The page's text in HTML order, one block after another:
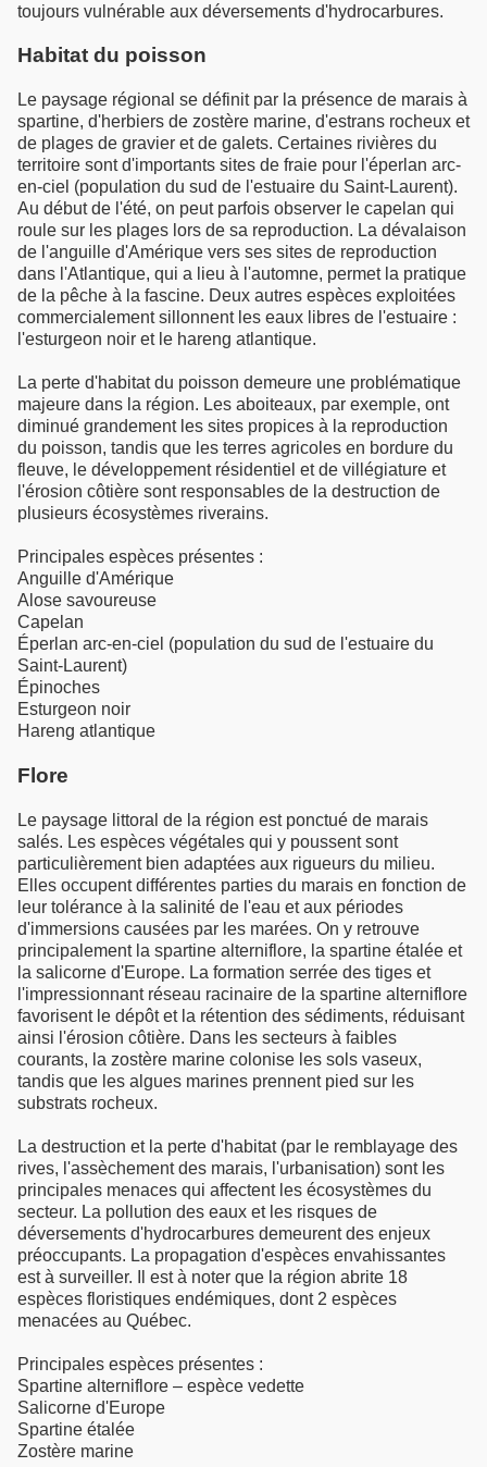
toujours vulnérable aux déversements d'hydrocarbures.
Habitat du poisson
Le paysage régional se définit par la présence de marais à
spartine, d'herbiers de zostère marine, d'estrans rocheux et
de plages de gravier et de galets. Certaines rivières du
territoire sont d'importants sites de fraie pour l'éperlan arc-
en-ciel (population du sud de l'estuaire du Saint-Laurent).
Au début de l'été, on peut parfois observer le capelan qui
roule sur les plages lors de sa reproduction. La dévalaison
de l'anguille d'Amérique vers ses sites de reproduction
dans l'Atlantique, qui a lieu à l'automne, permet la pratique
de la pêche à la fascine. Deux autres espèces exploitées
commercialement sillonnent les eaux libres de l'estuaire :
l'esturgeon noir et le hareng atlantique.
La perte d'habitat du poisson demeure une problématique
majeure dans la région. Les aboiteaux, par exemple, ont
diminué grandement les sites propices à la reproduction
du poisson, tandis que les terres agricoles en bordure du
fleuve, le développement résidentiel et de villégiature et
l'érosion côtière sont responsables de la destruction de
plusieurs écosystèmes riverains.
Principales espèces présentes :
Anguille d'Amérique
Alose savoureuse
Capelan
Éperlan arc-en-ciel (population du sud de l'estuaire du
Saint-Laurent)
Épinoches
Esturgeon noir
Hareng atlantique
Flore
Le paysage littoral de la région est ponctué de marais
salés. Les espèces végétales qui y poussent sont
particulièrement bien adaptées aux rigueurs du milieu.
Elles occupent différentes parties du marais en fonction de
leur tolérance à la salinité de l'eau et aux périodes
d'immersions causées par les marées. On y retrouve
principalement la spartine alterniflore, la spartine étalée et
la salicorne d'Europe. La formation serrée des tiges et
l'impressionnant réseau racinaire de la spartine alterniflore
favorisent le dépôt et la rétention des sédiments, réduisant
ainsi l'érosion côtière. Dans les secteurs à faibles
courants, la zostère marine colonise les sols vaseux,
tandis que les algues marines prennent pied sur les
substrats rocheux.
La destruction et la perte d'habitat (par le remblayage des
rives, l'assèchement des marais, l'urbanisation) sont les
principales menaces qui affectent les écosystèmes du
secteur. La pollution des eaux et les risques de
déversements d'hydrocarbures demeurent des enjeux
préoccupants. La propagation d'espèces envahissantes
est à surveiller. Il est à noter que la région abrite 18
espèces floristiques endémiques, dont 2 espèces
menacées au Québec.
Principales espèces présentes :
Spartine alterniflore – espèce vedette
Salicorne d'Europe
Spartine étalée
Zostère marine